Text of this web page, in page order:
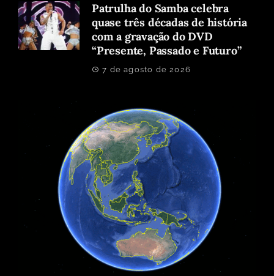
Patrulha do Samba celebra
quase três décadas de história
com a gravação do DVD
“Presente, Passado e Futuro”
7 de agosto de 2026